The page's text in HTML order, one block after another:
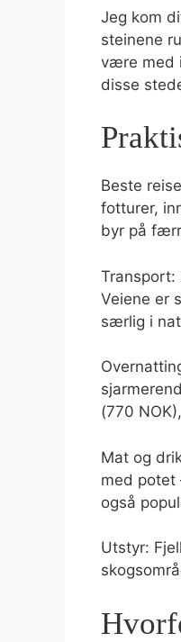
Jeg kom
steinene
være med
disse
Beste
fotturer,
byr på
Transport:
Veiene er
særlig i
(770
Mat og
med potet
også
Utstyr: